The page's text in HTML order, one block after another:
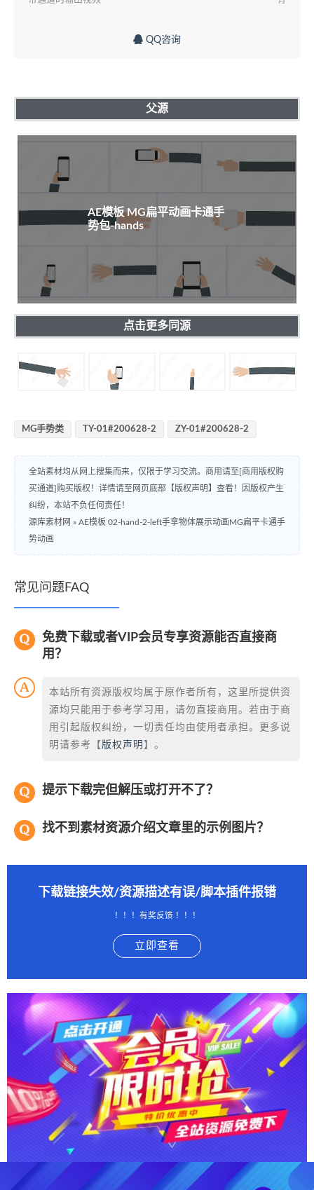
QQ咨询
父源
AE模板 MG扁平动画卡通手
势包-hands
点击更多同源
MG手势类 TY-01#200628-2 ZY-01#200628-2
全站素材均从网上搜集而来，仅限于学习交流。商用请至[商用版权购
买通道]购买版权！详情请至网页底部【版权声明】查看！因版权产生
纠纷，本站不负任何责任！
源库素材网 » AE模板 02-hand-2-left手拿物体展示动画MG扁平卡通手
势动画
常见问题FAQ
免费下载或者VIP会员专享资源能否直接商
用？
本站所有资源版权均属于原作者所有，这里所提供资
源均只能用于参考学习用，请勿直接商用。若由于商
用引起版权纠纷，一切责任均由使用者承担。更多说
明请参考【 版权声明 】。
提示下载完但解压或打开不了？
找不到素材资源介绍文章里的示例图片？
下载链接失效/资源描述有误/脚本插件报错
！！！有奖反馈 ！！！
立即查看